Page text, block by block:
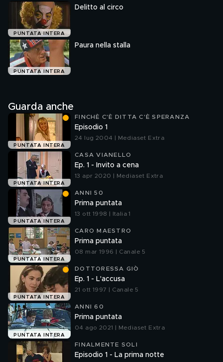
morte del contabile della societa', il signor Nico al quale
qualche giorno prima, era stata incendiata l'automobile.
Proprio durante il funerale, avviene un'altra sciagura: il
socio addetto alla gestione delle risorse finanziarie, viene
tragicamente ammazzato con due colpi di pistola. La
situazione e' piu' che mai preoccupante ed insospettisce
sempre piu' Sandra e Raimondo, che per il momento, sono
rius...
PUNTATA INTERA
Delitto al circo
PUNTATA INTERA
Paura nella stalla
Guarda anche
PUNTATA INTERA
FINCHÈ C'È DITTA C'È SPERANZA
Episodio 1
24 lug 2004 | Mediaset Extra
PUNTATA INTERA
CASA VIANELLO
Ep. 1 - Invito a cena
13 apr 2020 | Mediaset Extra
PUNTATA INTERA
ANNI 50
Prima puntata
13 ott 1998 | Italia 1
PUNTATA INTERA
CARO MAESTRO
Prima puntata
08 mar 1996 | Canale 5
PUNTATA INTERA
DOTTORESSA GIÒ
Ep. 1 - L'accusa
21 ott 1997 | Canale 5
PUNTATA INTERA
ANNI 60
Prima puntata
04 ago 2021 | Mediaset Extra
FINALMENTE SOLI
Episodio 1 - La prima notte